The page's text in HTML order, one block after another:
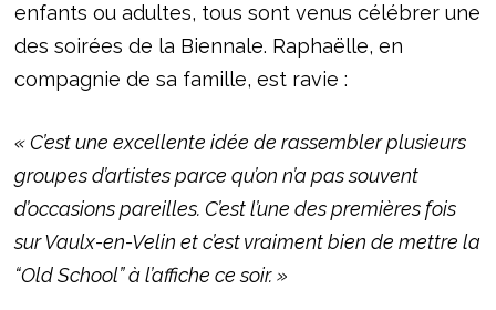
enfants ou adultes, tous sont venus célébrer une
des soirées de la Biennale. Raphaëlle, en
compagnie de sa famille, est ravie :
« C’est une excellente idée de rassembler plusieurs
groupes d’artistes parce qu’on n’a pas souvent
d’occasions pareilles. C’est l’une des premières fois
sur Vaulx-en-Velin et c’est vraiment bien de mettre la
“Old School” à l’affiche ce soir. »